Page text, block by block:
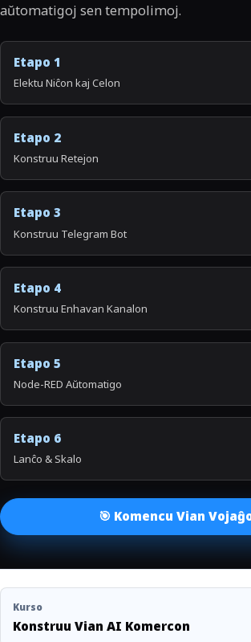
aŭtomatigoj sen tempolimoj.
Etapo 1
Elektu Niĉon kaj Celon
Etapo 2
Konstruu Retejon
Etapo 3
Konstruu Telegram Bot
Etapo 4
Konstruu Enhavan Kanalon
Etapo 5
Node-RED Aŭtomatigo
Etapo 6
Lanĉo & Skalo
🎯 Komencu Vian
Kurso
Konstruu Vian AI Komercon